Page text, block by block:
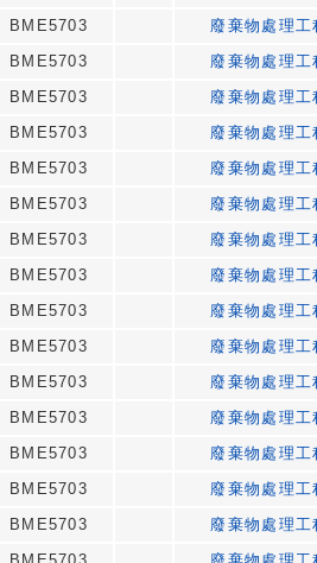
BME5703
廢棄物處理工
BME5703
廢棄物處理工
BME5703
廢棄物處理工
BME5703
廢棄物處理工
BME5703
廢棄物處理工
BME5703
廢棄物處理工
BME5703
廢棄物處理工
BME5703
廢棄物處理工
BME5703
廢棄物處理工
BME5703
廢棄物處理工
BME5703
廢棄物處理工
BME5703
廢棄物處理工
BME5703
廢棄物處理工
BME5703
廢棄物處理工
BME5703
廢棄物處理工